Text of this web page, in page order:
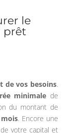
le
prêt
de vos besoins.
minimale de
du montant de
. Encore une
votre capital et